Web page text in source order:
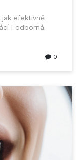
efektivně
i odborná
0